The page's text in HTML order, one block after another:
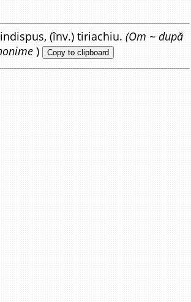
(înv.) tiriachiu.(Om ~ după
) Copy to clipboard